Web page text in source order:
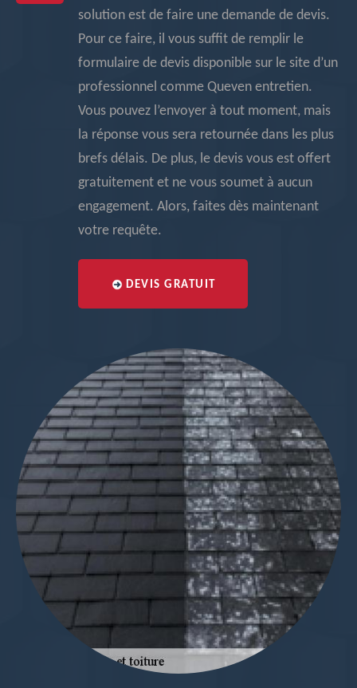
solution est de faire une demande de devis.
Pour ce faire, il vous suffit de remplir le
formulaire de devis disponible sur le site d’un
professionnel comme Queven entretien.
Vous pouvez l’envoyer à tout moment, mais
la réponse vous sera retournée dans les plus
brefs délais. De plus, le devis vous est offert
gratuitement et ne vous soumet à aucun
engagement. Alors, faites dès maintenant
votre requête.
DEVIS GRATUIT